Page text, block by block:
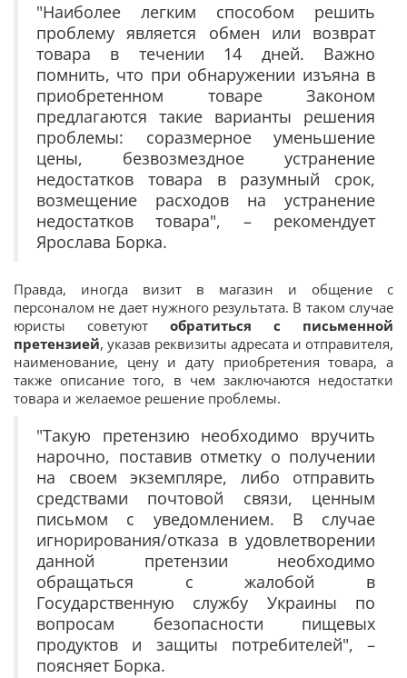
"Наиболее легким способом решить
проблему является обмен или возврат
товара в течении 14 дней. Важно
помнить, что при обнаружении изъяна в
приобретенном товаре Законом
предлагаются такие варианты решения
проблемы: соразмерное уменьшение
цены, безвозмездное устранение
недостатков товара в разумный срок,
возмещение расходов на устранение
недостатков товара", – рекомендует
Ярослава Борка.
Правда, иногда визит в магазин и общение с
персоналом не дает нужного результата. В таком случае
юристы советуют обратиться с письменной
претензией, указав реквизиты адресата и отправителя,
наименование, цену и дату приобретения товара, а
также описание того, в чем заключаются недостатки
товара и желаемое решение проблемы.
"Такую претензию необходимо вручить
нарочно, поставив отметку о получении
на своем экземпляре, либо отправить
средствами почтовой связи, ценным
письмом с уведомлением. В случае
игнорирования/отказа в удовлетворении
данной претензии необходимо
обращаться с жалобой в
Государственную службу Украины по
вопросам безопасности пищевых
продуктов и защиты потребителей", –
поясняет Борка.